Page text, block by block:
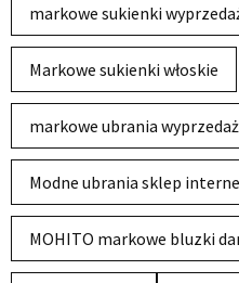
markowe sukienki
Markowe sukienki włoskie
markowe ubrania wyprzedaż
Modne ubrania sklep
MOHITO markowe bluzki